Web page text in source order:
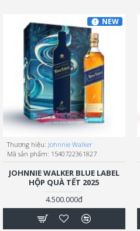
NEW
Thương hiệu: Johnnie Walker
Mã sản phẩm: 1540722361827
JOHNNIE WALKER BLUE LABEL
HỘP QUÀ TẾT 2025
4.500.000đ